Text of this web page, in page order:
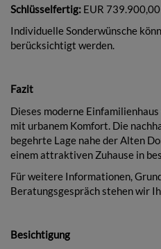
Schlüsselfertig: EUR 739.900,00
Individuelle Sonderwünsche
berücksichtigt werden.
Fazit
Dieses moderne
mit urbanem Komfort. Die
begehrte Lage nahe der Alten
einem attraktiven Zuhause in
Für weitere Informationen,
Beratungsgespräch stehen wir
Besichtigung